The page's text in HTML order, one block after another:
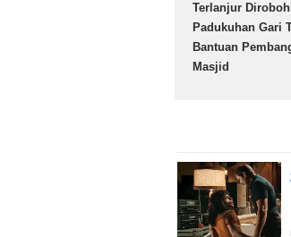
Terlanjur
Padukuhan Gari
Bantuan
Masjid